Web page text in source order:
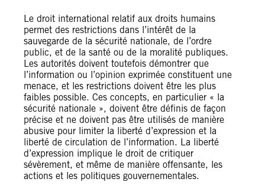
Le droit international relatif aux droits humains
permet des restrictions dans l’intérêt de la
sauvegarde de la sécurité nationale, de l’ordre
public, et de la santé ou de la moralité publiques.
Les autorités doivent toutefois démontrer que
l’information ou l’opinion exprimée constituent une
menace, et les restrictions doivent être les plus
faibles possible. Ces concepts, en particulier « la
sécurité nationale », doivent être définis de façon
précise et ne doivent pas être utilisés de manière
abusive pour limiter la liberté d’expression et la
liberté de circulation de l’information. La liberté
d’expression implique le droit de critiquer
sévèrement, et même de manière offensante, les
actions et les politiques gouvernementales.